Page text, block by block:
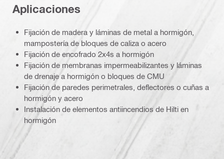
Aplicaciones
Fijación de madera y láminas de metal a hormigón,
mampostería de bloques de caliza o acero
Fijación de encofrado 2x4s a hormigón
Fijación de membranas impermeabilizantes y láminas
de drenaje a hormigón o bloques de CMU
Fijación de paredes perimetrales, deflectores o cuñas a
hormigón y acero
Instalación de elementos antiincendios de Hilti en
hormigón